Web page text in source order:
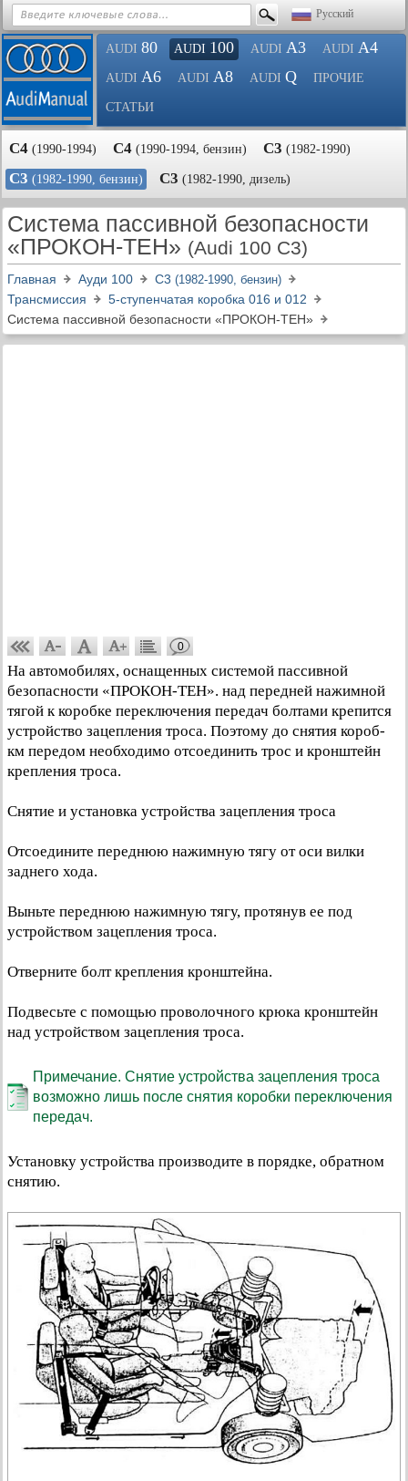
Русский
AUDI 80 AUDI 100 AUDI A3 AUDI A4
AUDI A6 AUDI A8 AUDI Q ПРОЧИЕ
СТАТЬИ
С4 (1990-1994) С4 (1990-1994, бензин) С3 (1982-1990)
С3 (1982-1990, бензин) С3 (1982-1990, дизель)
Система пассивной безопасности
«ПРОКОН-ТЕН» (Audi 100 C3)
Главная Ауди 100 С3 (1982-1990, бензин)
Трансмиссия
5-ступенчатая коробка 016 и 012
Система пассивной безопасности «ПРОКОН-ТЕН»
0
На автомобилях, оснащенных системой пассивной
безопасности «ПРОКОН-ТЕН». над передней нажимной
тягой к коробке переключения передач болтами крепится
устройство зацепления троса. Поэтому до снятия короб-
км передом необходимо отсоединить трос и кронштейн
крепления троса.
Снятие и установка устройства зацепления троса
Отсоедините переднюю нажимную тягу от оси вилки
заднего хода.
Выньте переднюю нажимную тягу, протянув ее под
устройством зацепления троса.
Отверните болт крепления кронштейна.
Подвесьте с помощью проволочного крюка кронштейн
над устройством зацепления троса.
Примечание. Снятие устройства зацепления троса
возможно лишь после снятия коробки переключения
передач.
Установку устройства производите в порядке, обратном
снятию.